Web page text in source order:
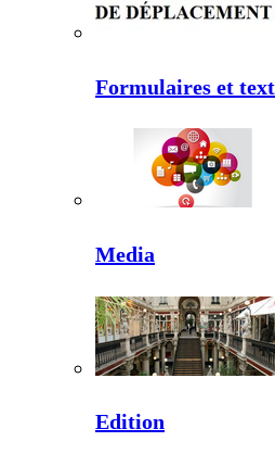
Formulaires et
Media
Edition